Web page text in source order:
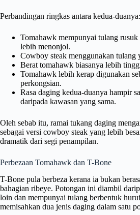
Perbandingan ringkas antara kedua-duanya:
Tomahawk mempunyai tulang rusuk
lebih menonjol.
Cowboy steak menggunakan tulang
Berat tomahawk biasanya lebih
Tomahawk lebih kerap digunakan
perkongsian.
Rasa daging kedua-duanya hampir
daripada kawasan yang sama.
Oleh sebab itu, ramai tukang daging
sebagai versi cowboy steak yang lebih
dramatik dari segi penampilan.
Perbezaan Tomahawk dan T-Bone
T-Bone pula berbeza kerana ia bukan
bahagian ribeye. Potongan ini diambil
loin dan mempunyai tulang berbentuk
memisahkan dua jenis daging dalam satu